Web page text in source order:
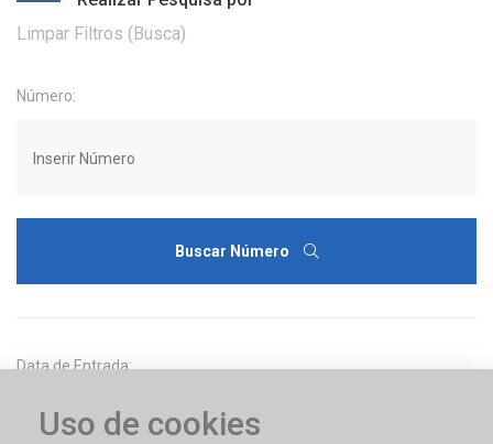
Limpar Filtros (Busca)
Número:
Buscar Número
Data de Entrada:
Uso de cookies